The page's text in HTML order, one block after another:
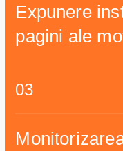
Expunere
pagini ale
03